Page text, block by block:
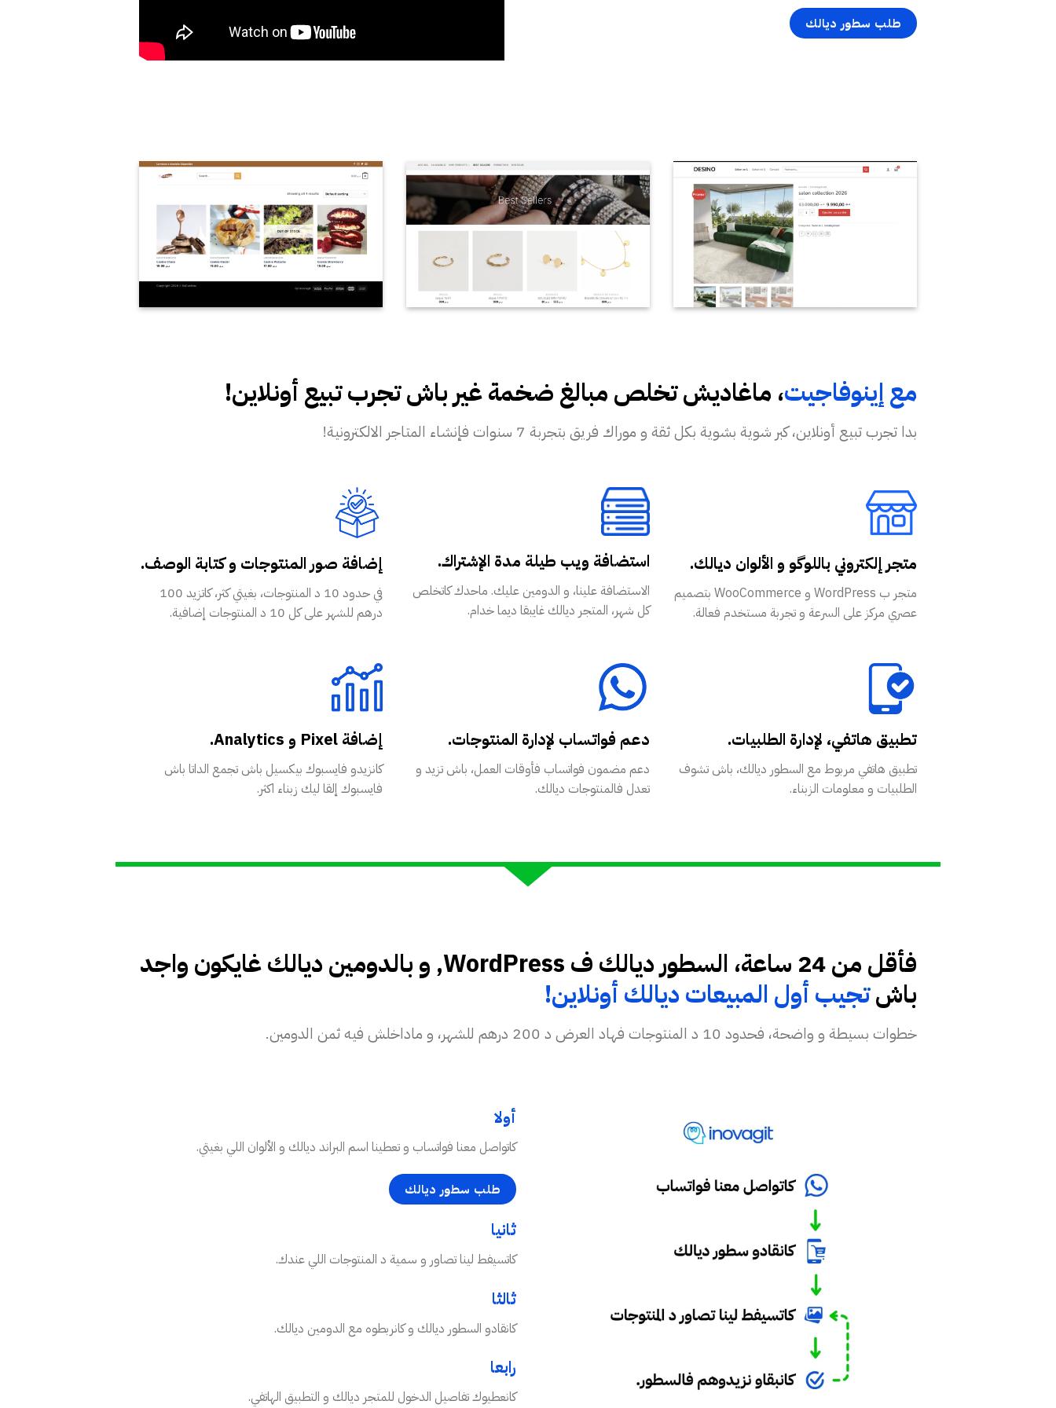
طلب سطور ديالك
مع إينوفاجيت، ماغاديش تخلص مبالغ ضخمة غير باش تجرب تبيع أونلاين!
بدا تجرب تبيع أونلاين، كبر شوية بشوية بكل ثقة و موراك فريق بتجربة 7 سنوات فإنشاء المتاجر الالكترونية!
إضافة صور المنتوجات و كتابة الوصف.
في حدود 10 د المنتوجات، بغيتي كثر، كاتزيد 100
درهم للشهر على كل 10 د المنتوجات إضافية.
استضافة ويب طيلة مدة الإشتراك.
الاستضافة علينا، و الدومين عليك. ماحدك كاتخلص
كل شهر، المتجر ديالك غايبقا ديما خدام.
متجر إلكتروني باللوگو و الألوان ديالك.
متجر ب WordPress و WooCommerce بتصميم
عصري مركز على السرعة و تجربة مستخدم فعالة.
إضافة Pixel و Analytics.
كانزيدو فايسبوك بيكسيل باش تجمع الداتا باش
فايسبوك إلقا ليك زبناء اكثر.
دعم فواتساب لإدارة المنتوجات.
دعم مضمون فواتساب فأوقات العمل، باش تزيد و
تعدل فالمنتوجات ديالك.
تطبيق هاتفي، لإدارة الطلبيات.
تطبيق هاتفي مربوط مع السطور ديالك، باش تشوف
الطلبيات و معلومات الزبناء.
فأقل من 24 ساعة، السطور ديالك ف WordPress, و بالدومين ديالك غايكون واجد
باشتجيب أول المبيعات ديالك أونلاين!
خطوات بسيطة و واضحة، فحدود 10 د المنتوجات فهاد العرض د 200 درهم للشهر، و ماداخلش فيه ثمن الدومين.
أولا
كاتواصل معنا فواتساب و تعطينا اسم البراند ديالك و الألوان اللي بغيتي.
طلب سطور ديالك
ثانيا
كاتسيفط لينا تصاور و سمية د المنتوجات اللي عندك.
ثالثا
كانقادو السطور ديالك و كانربطوه مع الدومين ديالك.
رابعا
كانعطيوك تفاصيل الدخول للمتجر ديالك و التطبيق الهاتفي.